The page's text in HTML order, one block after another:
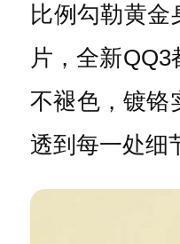
比例勾勒黄
片，全新
不褪色，镀铬
透到每一处细